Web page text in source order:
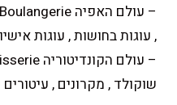
, עוגות בחושות , עוגות
שוקולד , מקרונים , עיטורים